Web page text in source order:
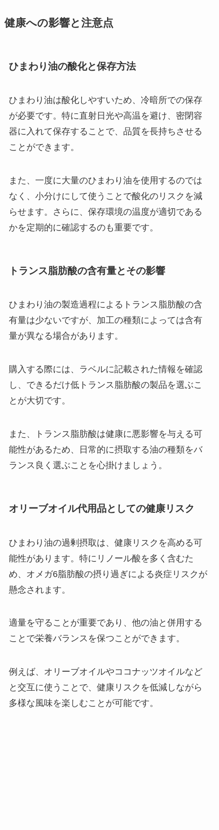
健康への影響と注意点
ひまわり油の酸化と保存方法
ひまわり油は酸化しやすいため、冷暗所での保存
が必要です。特に直射日光や高温を避け、密閉容
器に入れて保存することで、品質を長持ちさせる
ことができます。
また、一度に大量のひまわり油を使用するのでは
なく、小分けにして使うことで酸化のリスクを減
らせます。さらに、保存環境の温度が適切である
かを定期的に確認するのも重要です。
トランス脂肪酸の含有量とその影響
ひまわり油の製造過程によるトランス脂肪酸の含
有量は少ないですが、加工の種類によっては含有
量が異なる場合があります。
購入する際には、ラベルに記載された情報を確認
し、できるだけ低トランス脂肪酸の製品を選ぶこ
とが大切です。
また、トランス脂肪酸は健康に悪影響を与える可
能性があるため、日常的に摂取する油の種類をバ
ランス良く選ぶことを心掛けましょう。
オリーブオイル代用品としての健康リスク
ひまわり油の過剰摂取は、健康リスクを高める可
能性があります。特にリノール酸を多く含むた
め、オメガ6脂肪酸の摂り過ぎによる炎症リスクが
懸念されます。
適量を守ることが重要であり、他の油と併用する
ことで栄養バランスを保つことができます。
例えば、オリーブオイルやココナッツオイルなど
と交互に使うことで、健康リスクを低減しながら
多様な風味を楽しむことが可能です。